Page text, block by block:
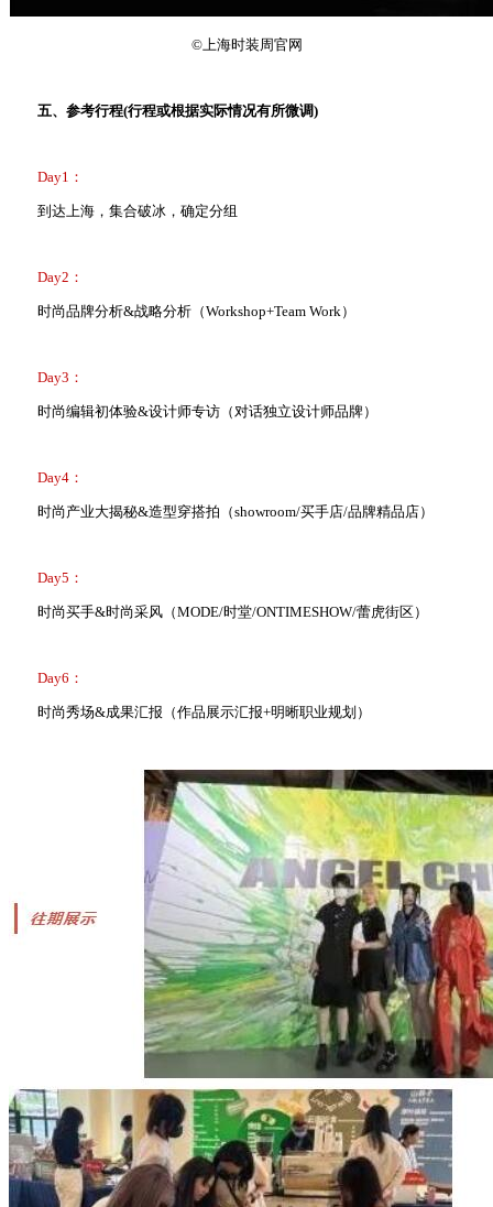
©上海时装周官网
五、参考行程(行程或根据实际情况有所微调)
Day1：
到达上海，集合破冰，确定分组
Day2：
时尚品牌分析&战略分析（Workshop+Team Work）
Day3：
时尚编辑初体验&设计师专访（对话独立设计师品牌）
Day4：
时尚产业大揭秘&造型穿搭拍（showroom/买手店/品牌精品店）
Day5：
时尚买手&时尚采风（MODE/时堂/ONTIMESHOW/蕾虎街区）
Day6：
时尚秀场&成果汇报（作品展示汇报+明晰职业规划）